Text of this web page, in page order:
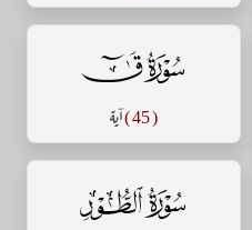
سورة ق
( 45 ) آية
سورة الطور